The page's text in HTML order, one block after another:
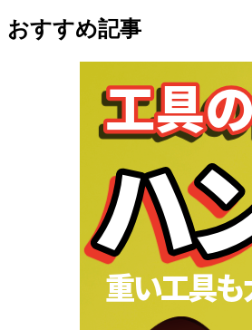
おすすめ記事